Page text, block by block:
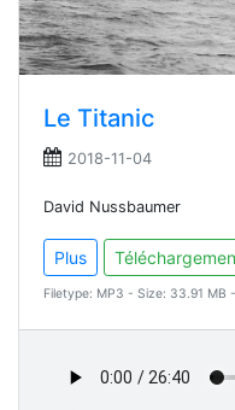
Le Titanic
2018-11-04
David Nussbaumer
Plus
Filetype: MP3 - Size: 33.91 MB